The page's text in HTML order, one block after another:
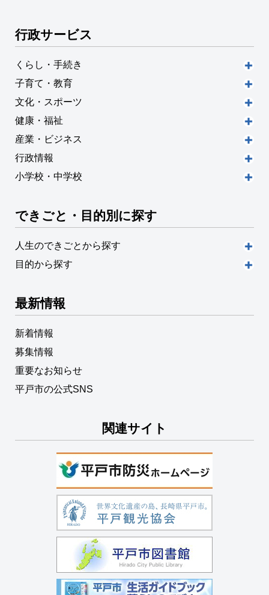
行政サービス
くらし・手続き
子育て・教育
文化・スポーツ
健康・福祉
産業・ビジネス
行政情報
小学校・中学校
できごと・目的別に探す
人生のできごとから探す
目的から探す
最新情報
新着情報
募集情報
重要なお知らせ
平戸市の公式SNS
関連サイト